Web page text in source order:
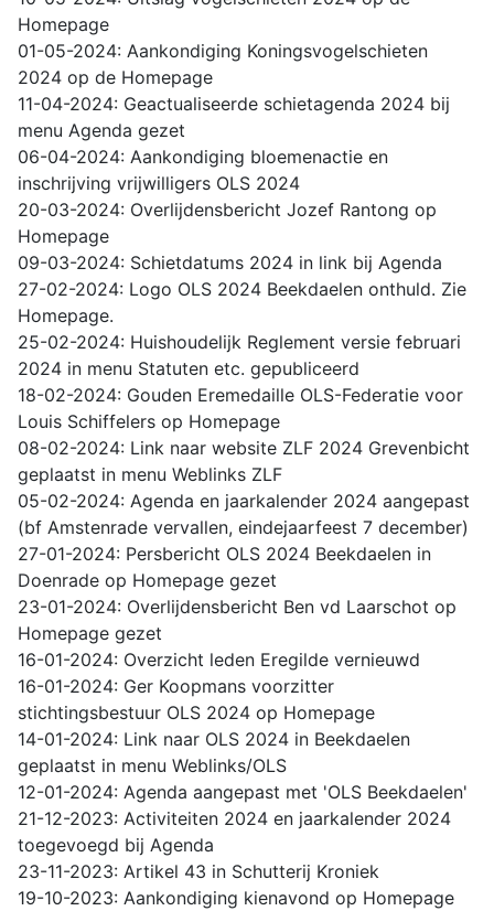
Homepage
01-05-2024: Aankondiging Koningsvogelschieten
2024 op de Homepage
11-04-2024: Geactualiseerde schietagenda 2024 bij
menu Agenda gezet
06-04-2024: Aankondiging bloemenactie en
inschrijving vrijwilligers OLS 2024
20-03-2024: Overlijdensbericht Jozef Rantong op
Homepage
09-03-2024: Schietdatums 2024 in link bij Agenda
27-02-2024: Logo OLS 2024 Beekdaelen onthuld. Zie
Homepage.
25-02-2024: Huishoudelijk Reglement versie februari
2024 in menu Statuten etc. gepubliceerd
18-02-2024: Gouden Eremedaille OLS-Federatie voor
Louis Schiffelers op Homepage
08-02-2024: Link naar website ZLF 2024 Grevenbicht
geplaatst in menu Weblinks ZLF
05-02-2024: Agenda en jaarkalender 2024 aangepast
(bf Amstenrade vervallen, eindejaarfeest 7 december)
27-01-2024: Persbericht OLS 2024 Beekdaelen in
Doenrade op Homepage gezet
23-01-2024: Overlijdensbericht Ben vd Laarschot op
Homepage gezet
16-01-2024: Overzicht leden Eregilde vernieuwd
16-01-2024: Ger Koopmans voorzitter
stichtingsbestuur OLS 2024 op Homepage
14-01-2024: Link naar OLS 2024 in Beekdaelen
geplaatst in menu Weblinks/OLS
12-01-2024: Agenda aangepast met 'OLS Beekdaelen'
21-12-2023: Activiteiten 2024 en jaarkalender 2024
toegevoegd bij Agenda
23-11-2023: Artikel 43 in Schutterij Kroniek
19-10-2023: Aankondiging kienavond op Homepage